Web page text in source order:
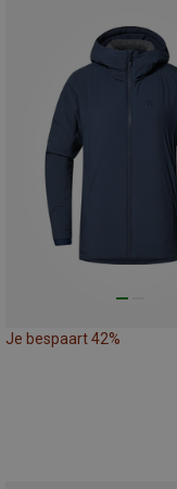
Je bespaart 42%